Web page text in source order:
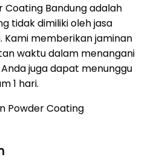
Coating Bandung adalah
tidak dimiliki oleh jasa
Kami memberikan jaminan
waktu dalam menangani
juga dapat menunggu
1 hari.